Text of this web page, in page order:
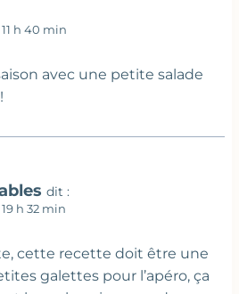
h 40 min
avec une petite salade
dit :
h 32 min
cette recette doit être une
galettes pour l’apéro, ça